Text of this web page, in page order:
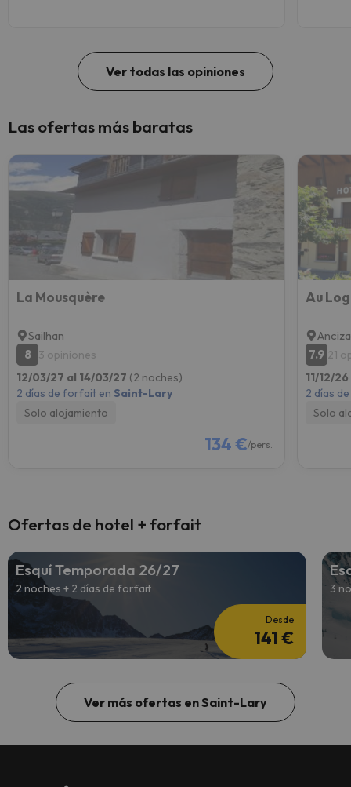
Ver todas las opiniones
Las ofertas más baratas
La Mousquère
Sailhan
8
3 opiniones
12/03/27 al 14/03/27 (2 noches)
2 días de forfait en Saint-Lary
Solo alojamiento
134 €/pers.
Au
7.9 21
11/12/
2 días
Solo
Ofertas de hotel + forfait
Esquí Temporada 26/27
2 noches + 2 días de forfait
Desde
141 €
3
Ver más ofertas en Saint-Lary